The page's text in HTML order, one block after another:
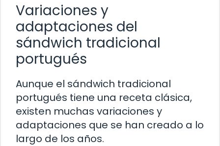
Variaciones y
adaptaciones del
sándwich tradicional
portugués
Aunque el sándwich tradicional
portugués tiene una receta clásica,
existen muchas variaciones y
adaptaciones que se han creado a lo
largo de los años.